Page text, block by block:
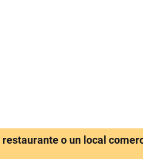
restaurante o un local